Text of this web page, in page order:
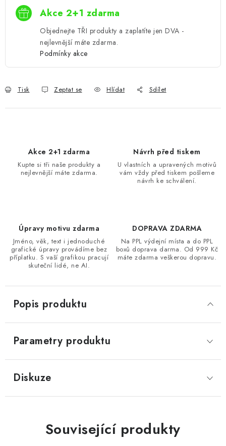
Akce 2+1 zdarma
Objednejte TŘI produkty a zaplatíte jen DVA -
nejlevnější máte zdarma.
Podmínky akce
Tisk Zeptat se Hlídat Sdílet
Akce 2+1 zdarma
Kupte si tři naše produkty a
nejlevnější máte zdarma.
Návrh před tiskem
U vlastních a upravených motivů
vám vždy před tiskem pošleme
návrh ke schválení.
Úpravy motivu zdarma
Jméno, věk, text i jednoduché
grafické úpravy provádíme bez
příplatku. S vaší grafikou pracují
skuteční lidé, ne AI.
DOPRAVA ZDARMA
Na PPL výdejní místa a do PPL
boxů doprava darma. Od 999 Kč
máte zdarma veškerou dopravu.
Popis produktu
Parametry produktu
Diskuze
Související produkty